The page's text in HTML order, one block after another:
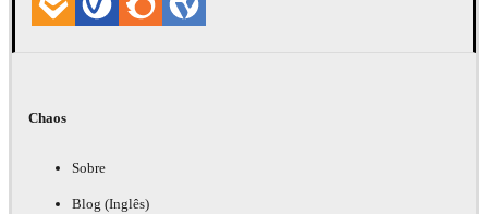
Chaos
Sobre
Blog (Inglês)